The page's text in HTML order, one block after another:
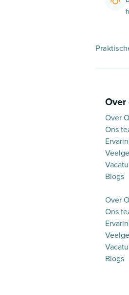
Over
Ons
Blogs
Over
Ons
Blogs